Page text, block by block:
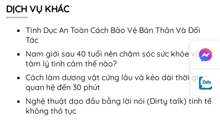
DỊCH VỤ KHÁC
Tình Dục An Toàn Cách Bảo Vệ Bản Thân Và Đối
Tác
Nam giới sau 40 tuổi nên chăm sóc sức khỏe và
tâm lý tình cảm thế nào?
Cách làm dương vật cứng lâu và kéo dài thời gian
quan hệ đến 30 phút
Nghệ thuật dạo đầu bằng lời nói (Dirty talk) tinh tế
không thô tục